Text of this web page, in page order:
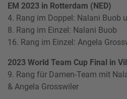
EM 2023 in Rotterdam (NED)
4. Rang im Doppel: Nalani Buob
8. Rang im Einzel: Nalani Buob
16. Rang im Einzel: Angela
2023 World Team Cup Final in
9. Rang für Damen-Team mit
& Angela Grosswiler